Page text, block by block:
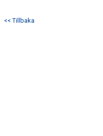
<< Tillbaka